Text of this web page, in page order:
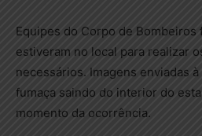
Equipes do Corpo de Bombeiros
estiveram no local para realizar
necessários. Imagens enviadas
fumaça saindo do interior do
momento da ocorrência.